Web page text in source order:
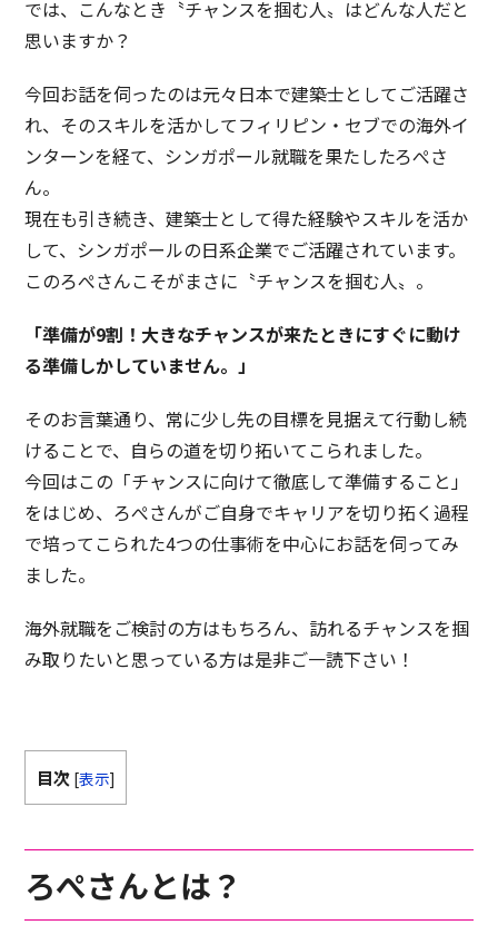
では、こんなとき〝チャンスを掴む人〟はどんな人だと
思いますか？
今回お話を伺ったのは元々日本で建築士としてご活躍さ
れ、そのスキルを活かしてフィリピン・セブでの海外イ
ンターンを経て、シンガポール就職を果たしたろぺさ
ん。
現在も引き続き、建築士として得た経験やスキルを活か
して、シンガポールの日系企業でご活躍されています。
このろぺさんこそがまさに〝チャンスを掴む人〟。
「準備が9割！大きなチャンスが来たときにすぐに動け
る準備しかしていません。」
そのお言葉通り、常に少し先の目標を見据えて行動し続
けることで、自らの道を切り拓いてこられました。
今回はこの「チャンスに向けて徹底して準備すること」
をはじめ、ろぺさんがご自身でキャリアを切り拓く過程
で培ってこられた4つの仕事術を中心にお話を伺ってみ
ました。
海外就職をご検討の方はもちろん、訪れるチャンスを掴
み取りたいと思っている方は是非ご一読下さい！
目次 [表示]
ろぺさんとは？